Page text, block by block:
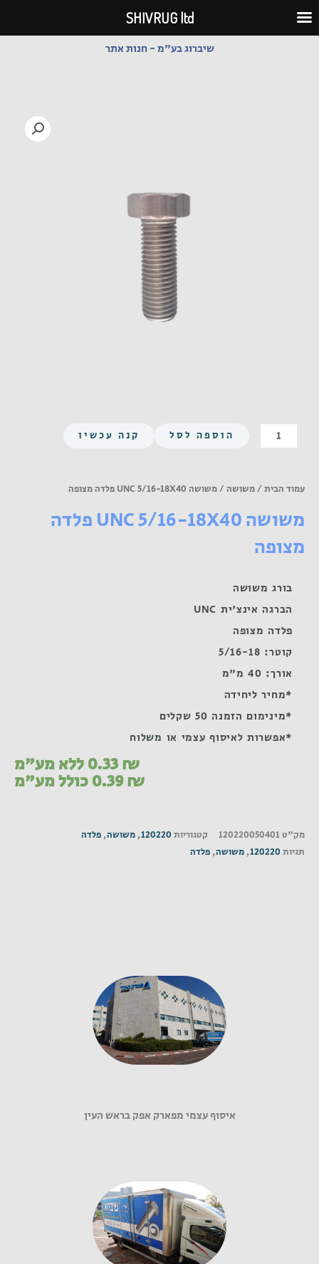
לתוכן
שיברוג בע"מ - חנות אתר
כמות
של
18X40
מצופה
הוספה לסל קנה עכשיו
עמוד הבית /משושה / משושה UNC 5/16-18X40 פלדה מצופה
משושה UNC 5/16-18X40 פלדה
מצופה
בורג משושה
הברגה אינצ'ית UNC
פלדה מצופה
קוטר: 5/16-18
אורך: 40 מ"מ
*מחיר ליחידה
*מינימום הזמנה 50 שקלים
*אפשרות לאיסוף עצמי או משלוח
0.33₪ ללא מע"מ
0.39₪ כולל מע"מ
מק"ט120220050401 קטגוריות 120220
, משושה, פלדה
תגיות 120220
, משושה, פלדה
איסוף עצמי מפארק אפק בראש העין
SHIVRUG ltd